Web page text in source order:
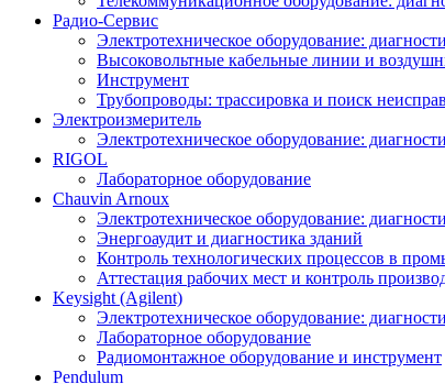
Радио-Cервис
Электротехническое оборудование:
Высоковольтные кабельные линии и
Инструмент
Трубопроводы: трассировка и поиск
Электроизмеритель
Электротехническое оборудование:
RIGOL
Лабораторное оборудование
Chauvin Arnoux
Электротехническое оборудование:
Энергоаудит и диагностика зданий
Контроль технологических процессов в
Аттестация рабочих мест и контроль
Keysight (Agilent)
Электротехническое оборудование:
Лабораторное оборудование
Радиомонтажное оборудование и инструмент
Pendulum